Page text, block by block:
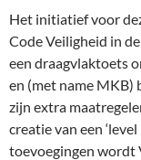
Het initiatief voor
Code Veiligheid in
een draagvlaktoets
en (met name MKB)
zijn extra
creatie van een
toevoegingen wordt